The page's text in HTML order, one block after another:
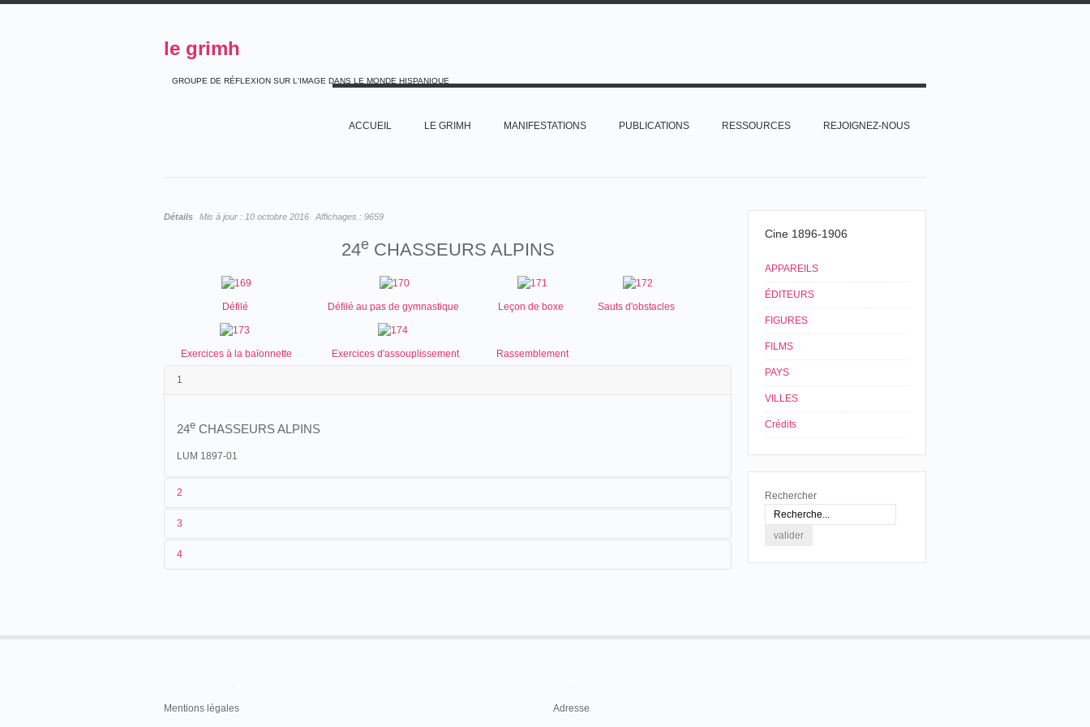
le grimh
GROUPE DE RÉFLEXION SUR L'IMAGE DANS LE MONDE HISPANIQUE
ACCUEIL LE GRIMH MANIFESTATIONS PUBLICATIONS RESSOURCES REJOIGNEZ-NOUS
Détails Mis à jour : 10 octobre 2016 Affichages : 9659
24eCHASSEURS ALPINS
Défilé Défilé au pas de gymnastique Leçon de boxe Sauts d'obstacles
Exercices à la baïonnette Exercices d'assouplissement Rassemblement
1
24e CHASSEURS ALPINS
LUM 1897-01
2
2
3
4
Cine 1896-1906
APPAREILS
ÉDITEURS
FIGURES
FILMS
PAYS
VILLES
Crédits
Rechercher
Mentions légales Adresse